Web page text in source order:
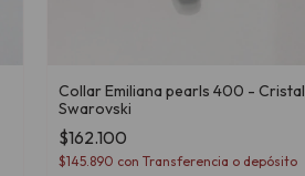
Collar Emiliana pearls 400 - Cristal
Swarovski
$162.100
$145.890 con Transferencia o depósito